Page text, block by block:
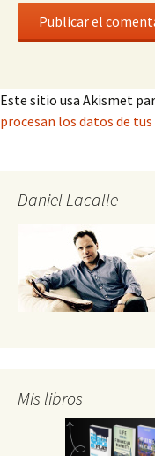
Este sitio usa Akismet
procesan los datos de
Daniel Lacalle
Mis libros